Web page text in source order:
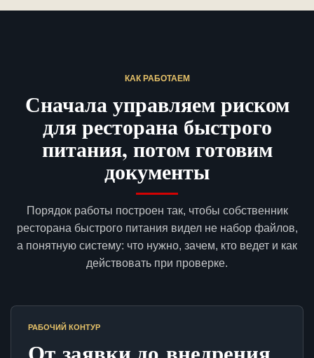
КАК РАБОТАЕМ
Сначала управляем риском
для ресторана быстрого
питания, потом готовим
документы
Порядок работы построен так, чтобы собственник
ресторана быстрого питания видел не набор файлов,
а понятную систему: что нужно, зачем, кто ведет и как
действовать при проверке.
РАБОЧИЙ КОНТУР